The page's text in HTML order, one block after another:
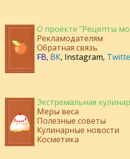
О проекте "Рецепты
Рекламодателям
Обратная связь
FB, ВК, Instagram,
Экстремальная
Меры веса
Полезные советы
Кулинарные новости
Косметика